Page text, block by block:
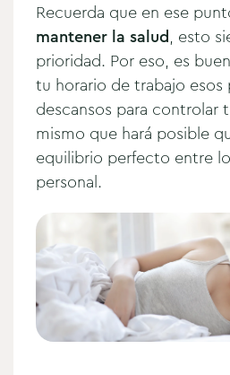
Recuerda que en ese
mantener la salud, esto
prioridad. Por eso, es
tu horario de trabajo esos
descansos para controlar
mismo que hará posible
equilibrio perfecto entre
personal.